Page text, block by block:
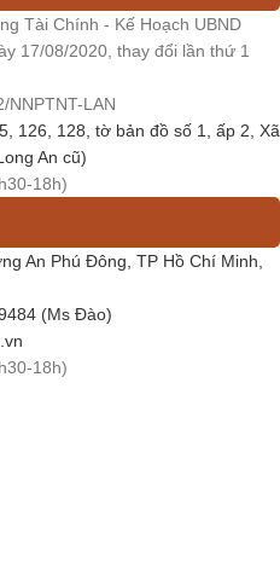
Tài Chính - Kế Hoạch UBND
17/08/2020, thay đổi lần thứ 1
NNPTNT-LAN
126, 128, tờ bản đồ số 1, ấp 2, Xã
An cũ)
18h)
An Phú Đông, TP Hồ Chí Minh,
(Ms Đào)
18h)